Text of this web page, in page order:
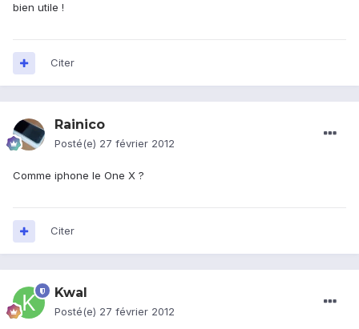
bien utile !
Citer
Rainico
Posté(e) 27 février 2012
Comme iphone le One X ?
Citer
Kwal
Posté(e) 27 février 2012